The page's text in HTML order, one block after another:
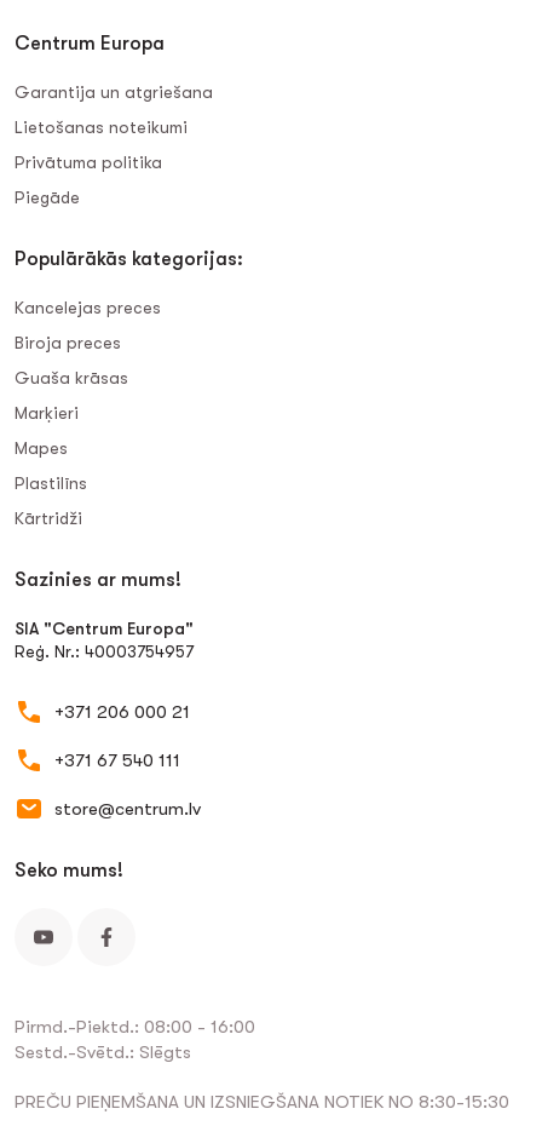
Centrum Europa
Garantija un atgriešana
Lietošanas noteikumi
Privātuma politika
Piegāde
Populārākās kategorijas:
Kancelejas preces
Biroja preces
Guaša krāsas
Marķieri
Mapes
Plastilīns
Kārtridži
Sazinies ar mums!
SIA "Centrum Europa"
Reģ. Nr.: 40003754957
+371 206 000 21
+371 67 540 111
store@centrum.lv
Seko mums!
Pirmd.-Piektd.: 08:00 - 16:00
Sestd.-Svētd.: Slēgts
PREČU PIEŅEMŠANA UN IZSNIEGŠANA NOTIEK NO 8:30-15:30